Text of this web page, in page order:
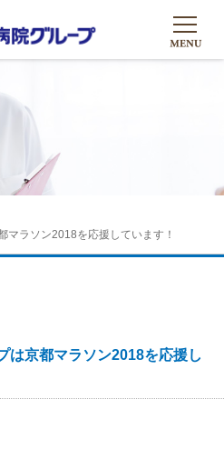
マラソン2018を応援しています！
は京都マラソン2018を応援し